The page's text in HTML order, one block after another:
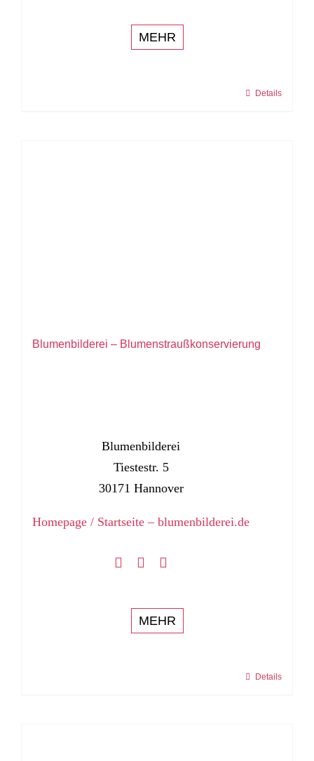
MEHR
Details
Blumenbilderei – Blumenstraußkonservierung
Blumenbilderei
Tiestestr. 5
30171 Hannover
Homepage / Startseite – blumenbilderei.de
MEHR
Details